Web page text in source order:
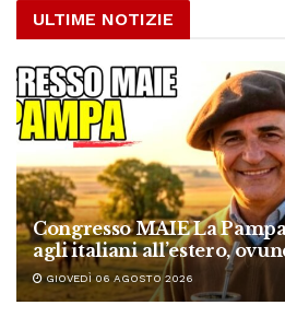
ULTIME NOTIZIE
Congresso MAIE La
agli italiani all’estero,
GIOVEDÌ 06 AGOSTO 2026